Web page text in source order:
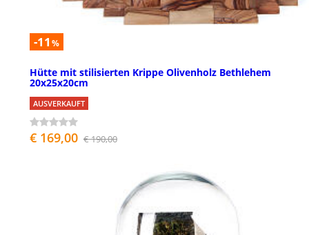
-11 %
Hütte mit stilisierten Krippe Olivenholz Bethlehem
20x25x20cm
AUSVERKAUFT
€ 169,00 € 190,00